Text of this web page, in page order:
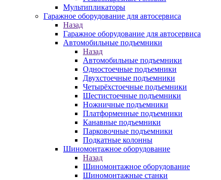
Мультипликаторы
Гаражное оборудование для автосервиса
Назад
Гаражное оборудование для автосервиса
Автомобильные подъемники
Назад
Автомобильные подъемники
Одностоечные подъемники
Двухстоечные подъемники
Четырёхстоечные подъемники
Шестистоечные подъемники
Ножничные подъемники
Платформенные подъемники
Канавные подъемники
Парковочные подъемники
Подкатные колонны
Шиномонтажное оборудование
Назад
Шиномонтажное оборудование
Шиномонтажные станки